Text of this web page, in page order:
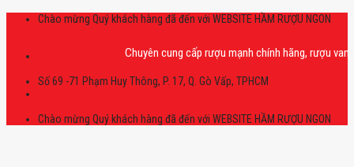
Skip
Chào mừng Quý khách hàng đã đến với WEBSITE HẦM RƯỢU NGON
Chuyên cung cấp rượu mạnh chính hãng, rượu vang
Số 69 -71 Phạm Huy Thông, P. 17, Q. Gò Vấp, TPHCM
Chào mừng Quý khách hàng đã đến với WEBSITE HẦM RƯỢU NGON